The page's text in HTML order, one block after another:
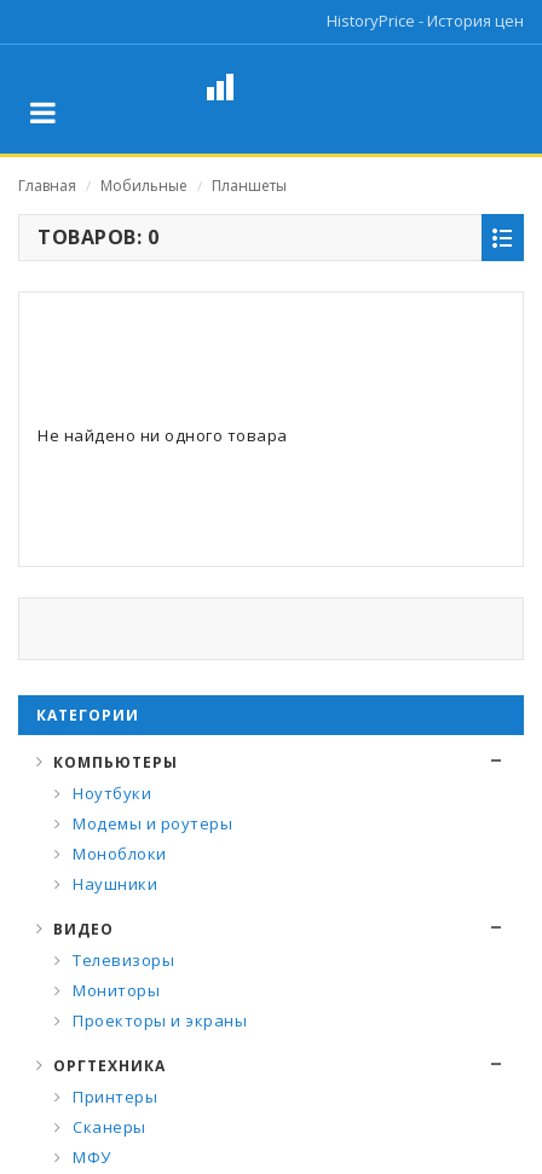
HistoryPrice - История цен
Главная / Мобильные / Планшеты
ТОВАРОВ: 0
Не найдено ни одного товара
КАТЕГОРИИ
КОМПЬЮТЕРЫ
Ноутбуки
Модемы и роутеры
Моноблоки
Наушники
ВИДЕО
Телевизоры
Мониторы
Проекторы и экраны
ОРГТЕХНИКА
Принтеры
Сканеры
МФУ